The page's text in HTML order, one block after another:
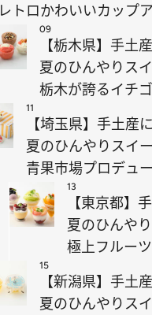
レトロかわいいカップ
09
【栃木県】手土
夏のひんやりス
栃木が誇るイチ
11
【埼玉県】手土産
夏のひんやりスイ
青果市場プロデュ
13
【東京都】
夏のひんや
極上フルー
15
【新潟県】手土
夏のひんやりス